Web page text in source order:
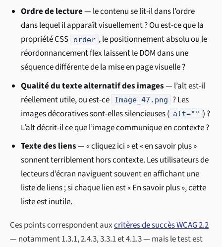
Ordre de lecture— le contenu se lit-il dans l’ordre
dans lequel il apparaît visuellement ? Ou est-ce que la
propriété CSS
order , le positionnement absolu ou le
réordonnancement flex laissent le DOM dans une
séquence différente de la mise en page visuelle ?
Qualité du texte alternatif des images— l’alt est-il
réellement utile, ou est-ce
Image_47.png
? Les
images décoratives sont-elles silencieuses ( alt="" ) ?
L’alt décrit-il ce que l’image communique en contexte ?
Texte des liens— « cliquez ici » et « en savoir plus »
sonnent terriblement hors contexte. Les utilisateurs de
lecteurs d’écran naviguent souvent en affichant une
liste de liens ; si chaque lien est « En savoir plus », cette
liste est inutile.
Ces points correspondent auxcritères de succès WCAG 2.2
— notamment 1.3.1, 2.4.3, 3.3.1 et 4.1.3 — mais le test est